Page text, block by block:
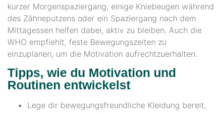
kurzer Morgenspaziergang, einige Kniebeugen während
des Zähneputzens oder ein Spaziergang nach dem
Mittagessen helfen dabei, aktiv zu bleiben. Auch die
WHO empfiehlt, feste Bewegungszeiten zu
einzuplanen, um die Motivation aufrechtzuerhalten.
Tipps, wie du Motivation und
Routinen entwickelst
Lege dir bewegungsfreundliche Kleidung bereit,